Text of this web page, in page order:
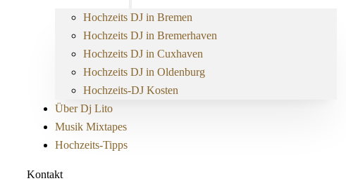
Hochzeits DJ in Bremen
Hochzeits DJ in Bremerhaven
Hochzeits DJ in Cuxhaven
Hochzeits DJ in Oldenburg
Hochzeits-DJ Kosten
Über Dj Lito
Musik Mixtapes
Hochzeits-Tipps
Kontakt